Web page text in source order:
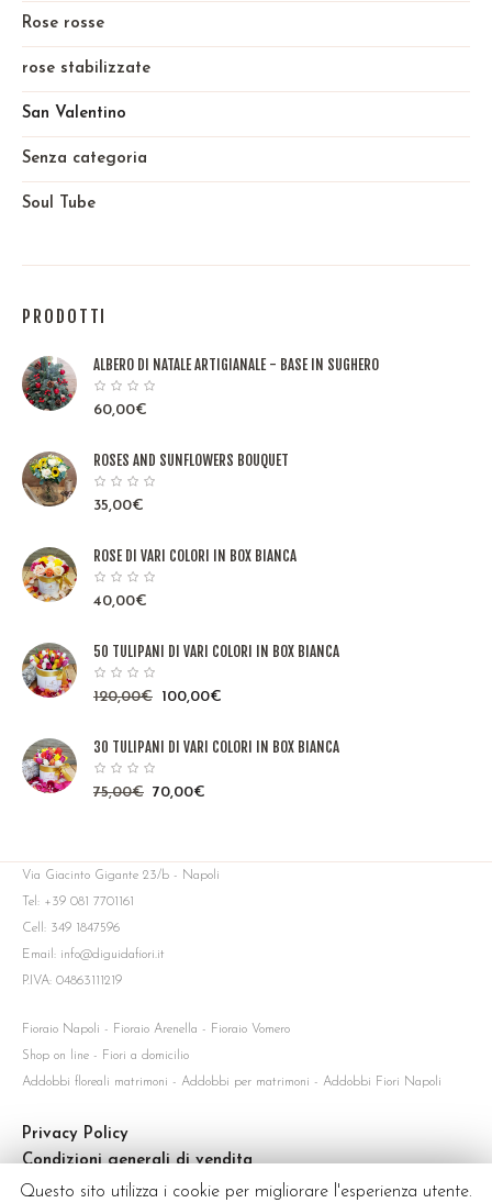
Rose rosse
rose stabilizzate
San Valentino
Senza categoria
Soul Tube
PRODOTTI
ALBERO DI NATALE ARTIGIANALE - BASE IN SUGHERO
60,00€
ROSES AND SUNFLOWERS BOUQUET
35,00€
ROSE DI VARI COLORI IN BOX BIANCA
40,00€
50 TULIPANI DI VARI COLORI IN BOX BIANCA
120,00€ 100,00€
30 TULIPANI DI VARI COLORI IN BOX BIANCA
75,00€ 70,00€
Via Giacinto Gigante 23/b - Napoli
Tel: +39 081 7701161
Cell: 349 1847596
Email: info@diguidafiori.it
P.IVA: 04863111219
Fioraio Napoli - Fioraio Arenella - Fioraio Vomero
Shop on line - Fiori a domicilio
Addobbi floreali matrimoni - Addobbi per matrimoni - Addobbi Fiori Napoli
Privacy Policy
Condizioni generali di vendita
Servizio di consegna
Questo sito utilizza i cookie per migliorare l'esperienza utente.